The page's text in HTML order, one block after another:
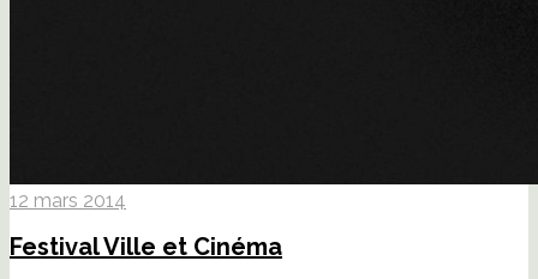
12 mars 2014
Festival Ville et Cinéma